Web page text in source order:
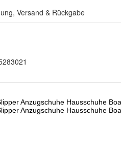
Versand & Rückgabe